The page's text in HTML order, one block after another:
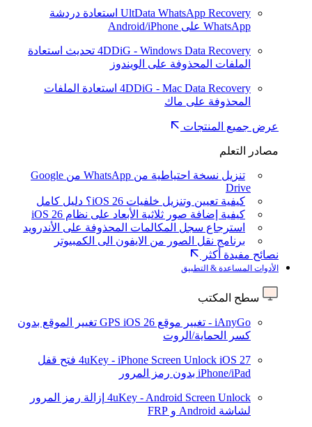
UltData WhatsApp Recovery استعادة دردشة
WhatsApp على Android/iPhone
4DDiG - Windows Data Recovery تحديث استعادة
الملفات المحذوفة على الويندوز
4DDiG - Mac Data Recovery استعادة الملفات
المحذوفة على ماك
عرض جميع المنتجات
مصادر التعلم
تنزيل نسخة احتياطية من WhatsApp من Google
Drive
كيفية تعيين وتنزيل خلفيات iOS 26؟ دليل كامل
كيفية إضافة صور ثلاثية الأبعاد على نظام iOS 26
استرجاع سجل المكالمات المحذوفة على الأندرويد
برنامج نقل الصور من الايفون الى الكمبيوتر
نصائح مفيدة أكثر
الأدوات المساعدة & التطبيق
سطح المكتب
iAnyGo - تغيير موقع GPS iOS 26
تغيير الموقع بدون
كسر الحماية/الروت
4uKey - iPhone Screen Unlock iOS 27
فتح قفل
iPhone/iPad بدون رمز المرور
4uKey - Android Screen Unlock إزالة رمز المرور
لشاشة Android و FRP